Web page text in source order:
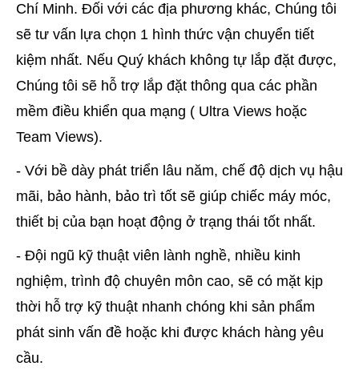
Chí Minh. Đối với các địa phương khác, Chúng tôi
sẽ tư vấn lựa chọn 1 hình thức vận chuyển tiết
kiệm nhất. Nếu Quý khách không tự lắp đặt được,
Chúng tôi sẽ hỗ trợ lắp đặt thông qua các phần
mềm điều khiển qua mạng ( Ultra Views hoặc
Team Views).
- Với bề dày phát triển lâu năm, chế độ dịch vụ hậu
mãi, bảo hành, bảo trì tốt sẽ giúp chiếc máy móc,
thiết bị của bạn hoạt động ở trạng thái tốt nhất.
- Đội ngũ kỹ thuật viên lành nghề, nhiều kinh
nghiệm, trình độ chuyên môn cao, sẽ có mặt kịp
thời hỗ trợ kỹ thuật nhanh chóng khi sản phẩm
phát sinh vấn đề hoặc khi được khách hàng yêu
cầu.